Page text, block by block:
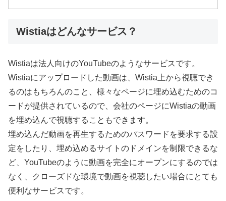
Wistiaはどんなサービス？
Wistiaは法人向けのYouTubeのようなサービスです。
Wistiaにアップロードした動画は、Wistia上から視聴でき
るのはもちろんのこと、様々なページに埋め込むためのコ
ードが提供されているので、会社のページにWistiaの動画
を埋め込んで視聴することもできます。
埋め込んだ動画を再生するためのパスワードを要求する設
定をしたり、埋め込めるサイトのドメインを制限できるな
ど、YouTubeのように動画を完全にオープンにするのでは
なく、クローズドな環境で動画を視聴したい場合にとても
便利なサービスです。